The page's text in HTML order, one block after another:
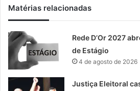
Matérias relacionadas
Rede D’Or 2027
de Estágio
4 de agosto de 2026
Justiça Eleitoral